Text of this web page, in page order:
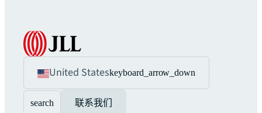
United Stateskeyboard_arrow_down
search 联系我们